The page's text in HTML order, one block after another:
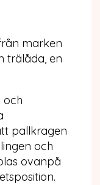
marken
trälåda, en
och
pallkragen
och
ovanpå